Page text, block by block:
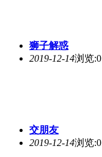
狮子解惑
2019-12-14浏览:0
交朋友
2019-12-14浏览:0